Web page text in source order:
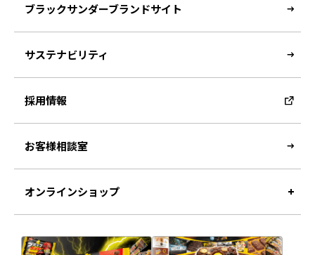
ブラックサンダーブランドサイト
サステナビリティ
採用情報
お客様相談室
オンラインショップ